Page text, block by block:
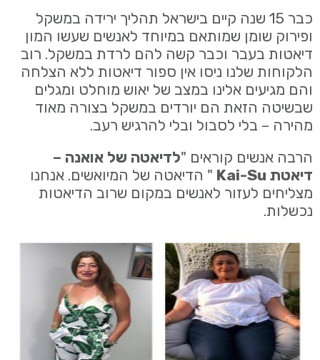
כבר 15 שנה קיים בישראל תהליך ירידה במשקל
ופירוק שומן שמותאם במיוחד לאנשים שעשו המון
דיאטות בעבר וכבר קשה להם לרדת במשקל. רוב
הלקוחות שלנו ניסו אין ספור דיאטות ללא הצלחה
והם מגיעים אלינו במצב של יאוש מוחלט ומגלים
שבשיטה הזאת הם יורדים במשקל בצורה מאוד
מהירה – בלי לסבול ובלי להרגיש רעב.
הרבה אנשים קוראים " לדיאטה של אואנה –
דיאטתKai-Su" הדיאטה של המיואשים. אנחנו
מצליחים לעזור לאנשים במקום שרוב הדיאטות
נכשלות.